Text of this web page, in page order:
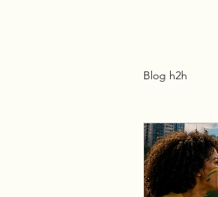
Blog h2h
Negócio